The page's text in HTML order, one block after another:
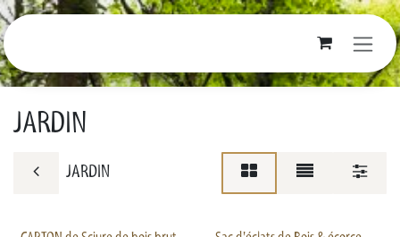
Se rendre au contenu
JARDIN
JARDIN